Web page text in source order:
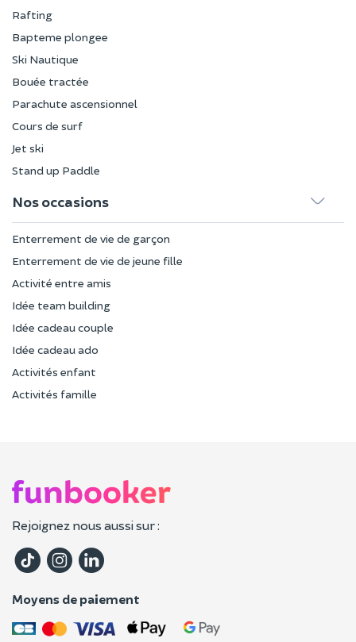
Rafting
Bapteme plongee
Ski Nautique
Bouée tractée
Parachute ascensionnel
Cours de surf
Jet ski
Stand up Paddle
Nos occasions
Enterrement de vie de garçon
Enterrement de vie de jeune fille
Activité entre amis
Idée team building
Idée cadeau couple
Idée cadeau ado
Activités enfant
Activités famille
Rejoignez nous aussi sur :
Moyens de paiement